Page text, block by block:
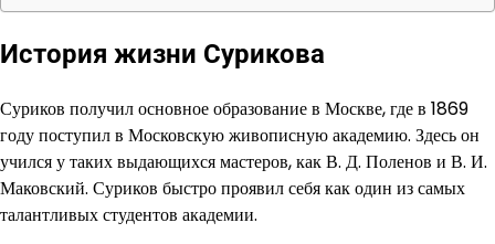
История жизни Сурикова
Суриков получил основное образование в Москве, где в 1869
году поступил в Московскую живописную академию. Здесь он
учился у таких выдающихся мастеров, как В. Д. Поленов и В. И.
Маковский. Суриков быстро проявил себя как один из самых
талантливых студентов академии.